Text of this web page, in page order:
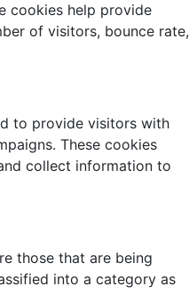
cookies help provide
of visitors, bounce rate,
to provide visitors with
These cookies
collect information to
those that are being
into a category as